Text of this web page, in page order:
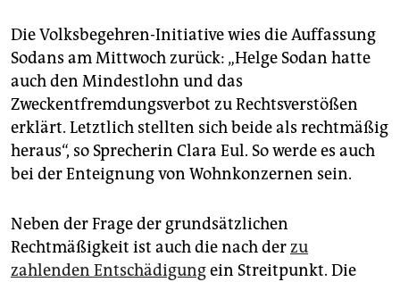
Die Volksbegehren-Initiative wies die Auffassung
Sodans am Mittwoch zurück: „Helge Sodan hatte
auch den Mindestlohn und das
Zweckentfremdungsverbot zu Rechtsverstößen
erklärt. Letztlich stellten sich beide als rechtmäßig
heraus“, so Sprecherin Clara Eul. So werde es auch
bei der Enteignung von Wohnkonzernen sein.
Neben der Frage der grundsätzlichen
Rechtmäßigkeit ist auch die nach derzu
zahlenden Entschädigungein Streitpunkt. Die